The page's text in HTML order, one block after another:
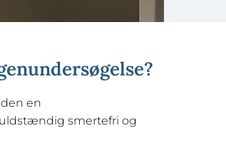
en
smertefri og